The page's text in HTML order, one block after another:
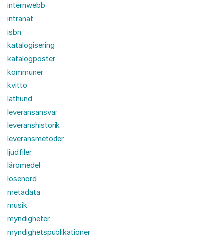
internwebb
intranät
isbn
katalogisering
katalogposter
kommuner
kvitto
lathund
leveransansvar
leveranshistorik
leveransmetoder
ljudfiler
läromedel
lösenord
metadata
musik
myndigheter
myndighetspublikationer